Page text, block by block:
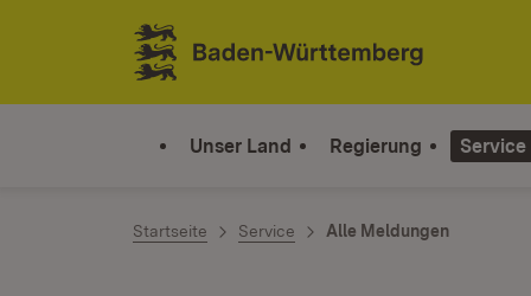
Zum Inhalt springen
Link zur Startseite
Unser Land Regierung Service
Startseite Service Alle Meldungen